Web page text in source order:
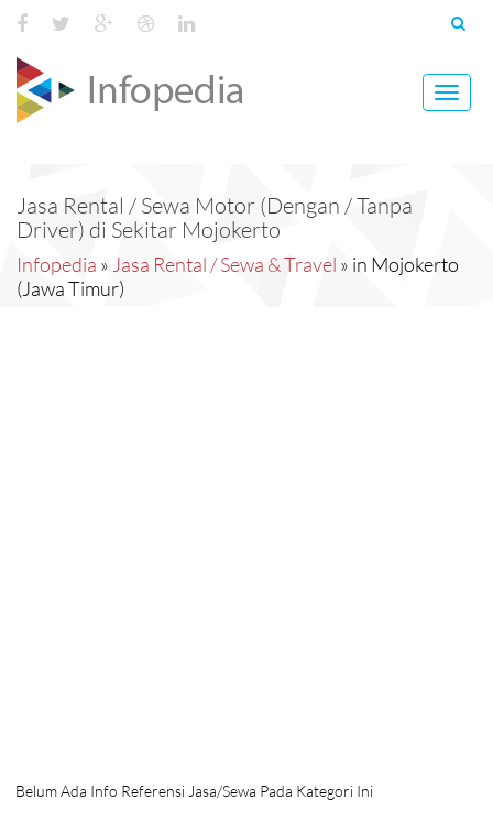
Toggle
Jasa Rental / Sewa Motor (Dengan / Tanpa
Driver) di Sekitar Mojokerto
Infopedia » Jasa Rental / Sewa & Travel » in Mojokerto
(Jawa Timur)
Belum Ada Info Referensi Jasa/Sewa Pada Kategori Ini